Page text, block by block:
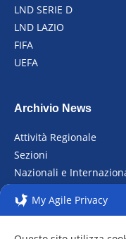
LND SERIE D
LND LAZIO
FIFA
UEFA
Archivio News
Attività Regionale
Sezioni
Nazionali e
Raduni
Archivio fotografico
My Agile Privacy